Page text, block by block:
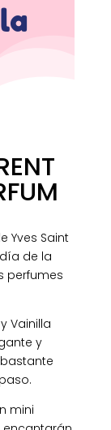
Yves Saint
de la
perfumes
Vainilla
y
mini